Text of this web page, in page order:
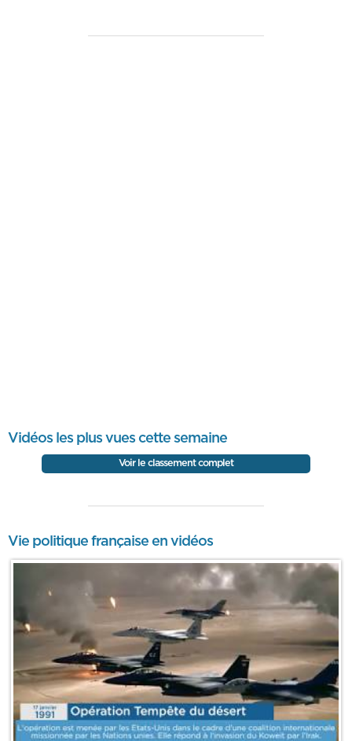
Vidéos les plus vues cette semaine
Voir le classement complet
Vie politique française en vidéos